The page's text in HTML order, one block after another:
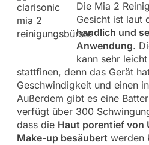
Die Mia 2
Gesicht ist laut
handlich und
Anwendung.
kann sehr
stattfinen, denn das Gerät
Geschwindigkeit und einen
Außerdem gibt es eine
verfügt über 300
dass die Haut porentief von
Make-up besäubertwerden